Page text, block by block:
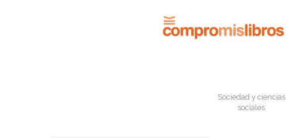
Sociedad y ciencias
sociales